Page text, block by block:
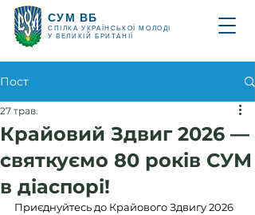
СУМ ВБ
СПІЛКА УКРАЇНСЬКОЇ МОЛОДІ
У ВЕЛИКІЙ БРИТАНІЇ
Пост
Крайовий Здвиг 2026 —
святкуємо 80 років СУМ
в діаспорі!
27 трав.
Приєднуйтесь до Крайового Здвигу 2026